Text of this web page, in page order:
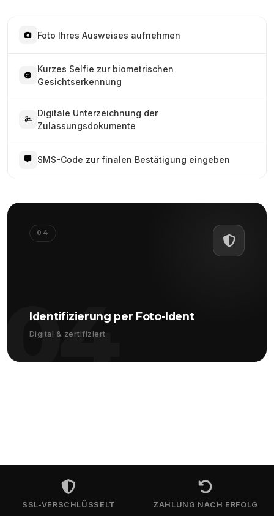
Foto Ihres Ausweises aufnehmen
Kurzes Selfie zur biometrischen
Gesichtserkennung
Digitale Unterzeichnung der
Zulassungsdokumente
SMS-Code zur finalen Bestätigung eingeben
04
04
Identifizierung per Foto-Ident
Digital & zertifiziert
SSL-VERSCHLÜSSELT ZAHLUNG NACH ERFOLG